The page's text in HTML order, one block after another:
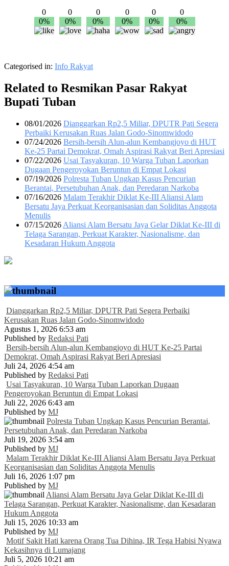
0
0%
0
0%
0
0%
0
0%
0
0%
0
0%
Categorised in: Info Rakyat
Related to Resmikan Pasar Rakyat
Bupati Tuban
08/01/2026 Dianggarkan Rp2,5 Miliar, DPUTR Pati Segera
Perbaiki Kerusakan Ruas Jalan Godo-Sinomwidodo
07/24/2026 Bersih-bersih Alun-alun Kembangjoyo di HUT
Ke-25 Partai Demokrat, Omah Aspirasi Rakyat Beri Apresiasi
07/22/2026 Usai Tasyakuran, 10 Warga Tuban Laporkan
Dugaan Pengeroyokan Beruntun di Empat Lokasi
07/19/2026 Polresta Tuban Ungkap Kasus Pencurian
Berantai, Persetubuhan Anak, dan Peredaran Narkoba
07/16/2026 Malam Terakhir Diklat Ke-III Aliansi Alam
Bersatu Jaya Perkuat Keorganisasian dan Soliditas Anggota
Menulis
07/15/2026 Aliansi Alam Bersatu Jaya Gelar Diklat Ke-III di
Telaga Sarangan, Perkuat Karakter, Nasionalisme, dan
Kesadaran Hukum Anggota
Dianggarkan Rp2,5 Miliar, DPUTR Pati Segera Perbaiki
Kerusakan Ruas Jalan Godo-Sinomwidodo
Agustus 1, 2026 6:53 am
Published by Redaksi Pati
Bersih-bersih Alun-alun Kembangjoyo di HUT Ke-25 Partai
Demokrat, Omah Aspirasi Rakyat Beri Apresiasi
Juli 24, 2026 4:54 am
Published by Redaksi Pati
Usai Tasyakuran, 10 Warga Tuban Laporkan Dugaan
Pengeroyokan Beruntun di Empat Lokasi
Juli 22, 2026 6:43 am
Published by MJ
Polresta Tuban Ungkap Kasus Pencurian Berantai,
Persetubuhan Anak, dan Peredaran Narkoba
Juli 19, 2026 3:54 am
Published by MJ
Malam Terakhir Diklat Ke-III Aliansi Alam Bersatu Jaya Perkuat
Keorganisasian dan Soliditas Anggota Menulis
Juli 16, 2026 1:07 pm
Published by MJ
Aliansi Alam Bersatu Jaya Gelar Diklat Ke-III di
Telaga Sarangan, Perkuat Karakter, Nasionalisme, dan Kesadaran
Hukum Anggota
Juli 15, 2026 10:33 am
Published by MJ
Motif Sakit Hati karena Orang Tua Dihina, IR Tega Habisi Nyawa
Kekasihnya di Lumajang
Juli 5, 2026 10:21 am